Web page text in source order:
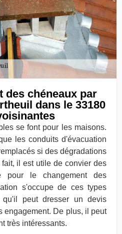
des chéneaux par
dans le 33180
se font pour les maisons.
les conduits d'évacuation
si des dégradations
il est utile de convier des
pour le changement des
s'occupe de ces types
qu'il peut dresser un devis
engagement. De plus, il peut
très intéressants.